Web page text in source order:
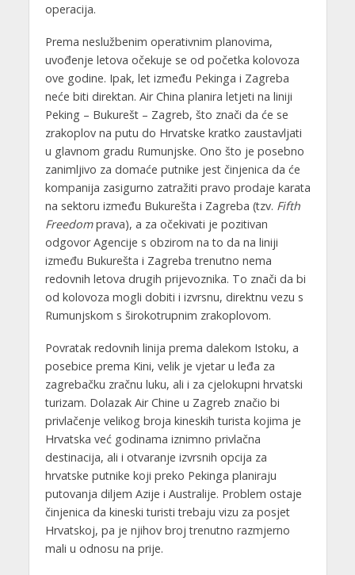
operacija.
Prema neslužbenim operativnim planovima,
uvođenje letova očekuje se od početka kolovoza
ove godine. Ipak, let između Pekinga i Zagreba
neće biti direktan. Air China planira letjeti na liniji
Peking – Bukurešt – Zagreb, što znači da će se
zrakoplov na putu do Hrvatske kratko zaustavljati
u glavnom gradu Rumunjske. Ono što je posebno
zanimljivo za domaće putnike jest činjenica da će
kompanija zasigurno zatražiti pravo prodaje karata
na sektoru između Bukurešta i Zagreba (tzv. Fifth
Freedomprava), a za očekivati je pozitivan
odgovor Agencije s obzirom na to da na liniji
između Bukurešta i Zagreba trenutno nema
redovnih letova drugih prijevoznika. To znači da bi
od kolovoza mogli dobiti i izvrsnu, direktnu vezu s
Rumunjskom s širokotrupnim zrakoplovom.
Povratak redovnih linija prema dalekom Istoku, a
posebice prema Kini, velik je vjetar u leđa za
zagrebačku zračnu luku, ali i za cjelokupni hrvatski
turizam. Dolazak Air Chine u Zagreb značio bi
privlačenje velikog broja kineskih turista kojima je
Hrvatska već godinama iznimno privlačna
destinacija, ali i otvaranje izvrsnih opcija za
hrvatske putnike koji preko Pekinga planiraju
putovanja diljem Azije i Australije. Problem ostaje
činjenica da kineski turisti trebaju vizu za posjet
Hrvatskoj, pa je njihov broj trenutno razmjerno
mali u odnosu na prije.